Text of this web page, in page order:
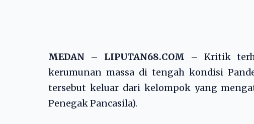
MEDAN – LIPUTAN68.COM – Kritik
kerumunan massa di tengah kondisi
tersebut keluar dari kelompok yang
Penegak Pancasila).